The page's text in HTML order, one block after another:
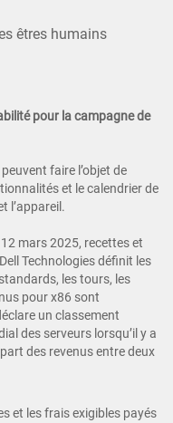
êtres humains
pour la campagne de
faire l’objet de
et le calendrier de
l’appareil.
mars 2025, recettes et
Technologies définit les
les tours, les
pour x86 sont
un classement
des serveurs lorsqu’il y a
des revenus entre deux
et les frais exigibles payés